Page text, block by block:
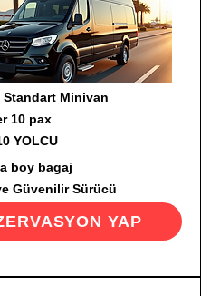
Standart Minivan
10 pax
YOLCU
boy bagaj
Güvenilir Sürücü
YAP